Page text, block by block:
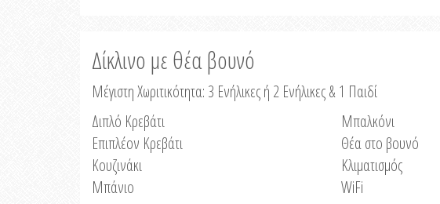
Δίκλινο με θέα βουνό
Μέγιστη Χωριτικότητα: 3 Ενήλικες ή 2 Ενήλικες & 1 Παιδί
Διπλό Κρεβάτι
Επιπλέον Κρεβάτι
Κουζινάκι
Μπάνιο
Μπαλκόνι
Θέα στο βουνό
Κλιματισμός
WiFi